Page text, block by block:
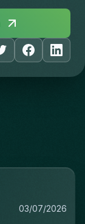
03/07/2026